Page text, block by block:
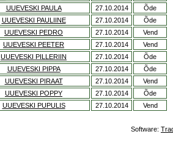
UUEVESKI PAULA 27.10.2014
Õde
UUEVESKI PAULIINE 27.10.2014
Õde
UUEVESKI PEDRO 27.10.2014
Vend
UUEVESKI PEETER 27.10.2014
Vend
UUEVESKI PILLERIIN 27.10.2014
Õde
UUEVESKI PIPPA 27.10.2014
Õde
UUEVESKI PIRAAT 27.10.2014
Vend
UUEVESKI POPPY 27.10.2014
Õde
UUEVESKI PUPULIS 27.10.2014 Vend
Software: